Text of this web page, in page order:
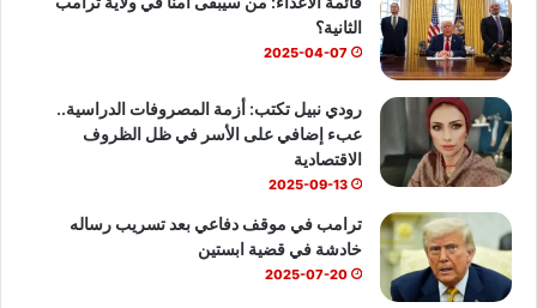
و
ك
T
u
e
ا
ب
الثانية؟
2025-04-07
رودي نبيل تكتب: أزمة المصروفات الدراسية..
عبء إضافي على الأسر في ظل الظروف
الاقتصادية
2025-09-13
ترامب في موقف دفاعي بعد تسريب رساله
خادشة في قضية ابستين
2025-07-20